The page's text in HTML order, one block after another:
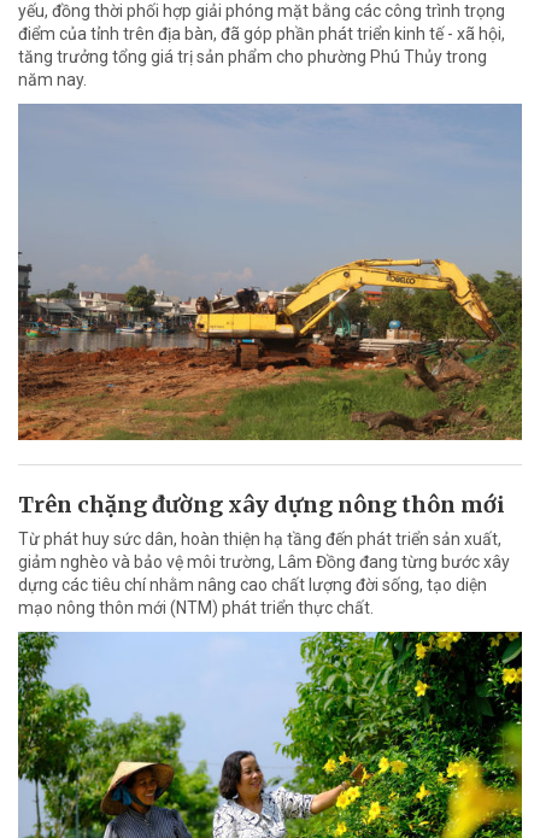
yếu, đồng thời phối hợp giải phóng mặt bằng các công trình trọng
điểm của tỉnh trên địa bàn, đã góp phần phát triển kinh tế - xã hội,
tăng trưởng tổng giá trị sản phẩm cho phường Phú Thủy trong
năm nay.
Trên chặng đường xây dựng nông thôn mới
Từ phát huy sức dân, hoàn thiện hạ tầng đến phát triển sản xuất,
giảm nghèo và bảo vệ môi trường, Lâm Đồng đang từng bước xây
dựng các tiêu chí nhằm nâng cao chất lượng đời sống, tạo diện
mạo nông thôn mới (NTM) phát triển thực chất.